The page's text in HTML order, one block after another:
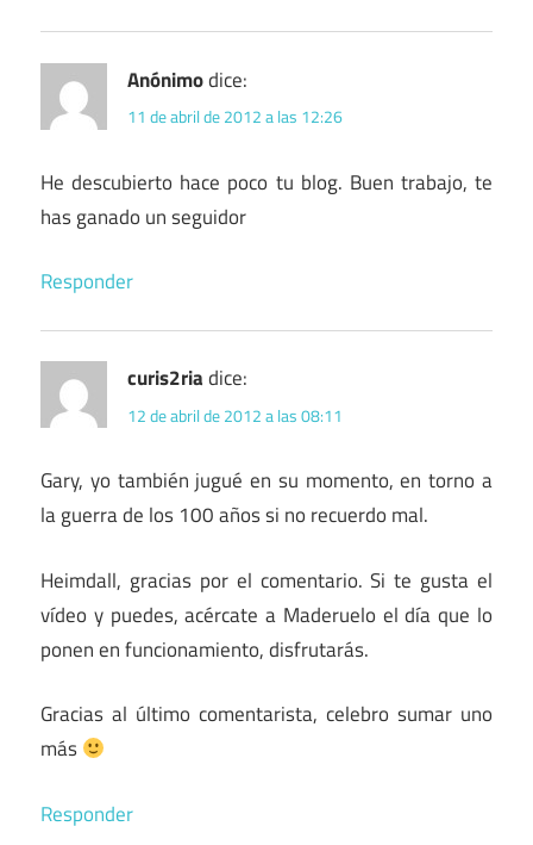
Anónimodice:
11 de abril de 2012 a las 12:26
He descubierto hace poco tu blog. Buen trabajo, te
has ganado un seguidor
Responder
curis2riadice:
12 de abril de 2012 a las 08:11
Gary, yo también jugué en su momento, en torno a
la guerra de los 100 años si no recuerdo mal.
Heimdall, gracias por el comentario. Si te gusta el
vídeo y puedes, acércate a Maderuelo el día que lo
ponen en funcionamiento, disfrutarás.
Gracias al último comentarista, celebro sumar uno
más
Responder